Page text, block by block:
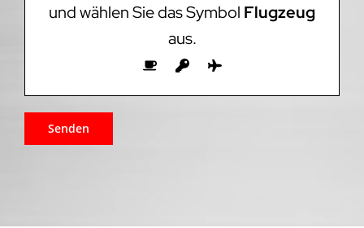
und wählen Sie das Symbol Flugzeug
aus.